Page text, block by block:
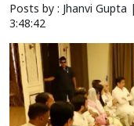
Posts by : Jhanvi Gupta |
3:48:42